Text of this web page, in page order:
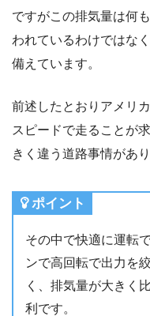
ですがこの排気量は何
われているわけではな
備えています。
前述したとおりアメリ
スピードで走ることが
きく違う道路事情があり
ポイント
その中で快適に運転
ンで高回転で出力を
く、排気量が大きく
利です。